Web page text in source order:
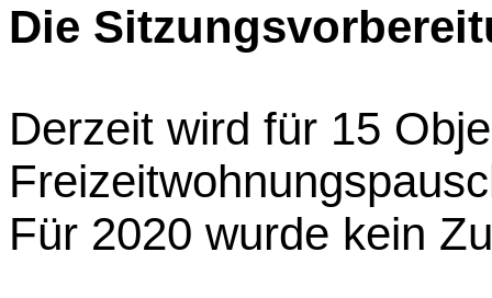
Die
Derzeit wird für 15
Für 2020 wurde kein